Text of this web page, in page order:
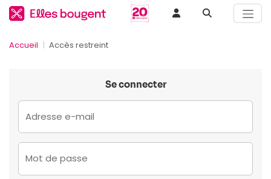
Accueil Accès restreint
Se connecter
Adresse e-mail
Mot de passe